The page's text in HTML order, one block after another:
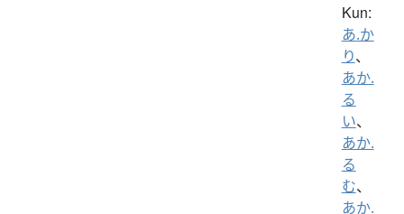
Kun:
あ.か
り、
あか.
る
い、
あか.
る
む、
あか.